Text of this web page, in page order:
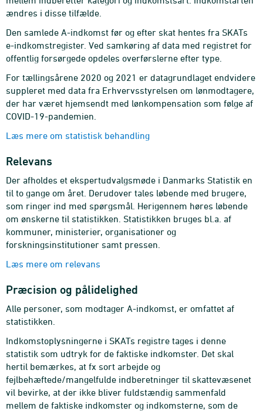
ændres i disse tilfælde.
Den samlede A-indkomst før og efter skat hentes fra SKATs
e-indkomstregister. Ved samkøring af data med registret for
offentlig forsørgede opdeles overførslerne efter type.
For tællingsårene 2020 og 2021 er datagrundlaget endvidere
suppleret med data fra Erhvervsstyrelsen om lønmodtagere,
der har været hjemsendt med lønkompensation som følge af
COVID-19-pandemien.
Læs mere om statistisk behandling
Relevans
Der afholdes et ekspertudvalgsmøde i Danmarks Statistik en
til to gange om året. Derudover tales løbende med brugere,
som ringer ind med spørgsmål. Herigennem høres løbende
om ønskerne til statistikken. Statistikken bruges bl.a. af
kommuner, ministerier, organisationer og
forskningsinstitutioner samt pressen.
Læs mere om relevans
Præcision og pålidelighed
Alle personer, som modtager A-indkomst, er omfattet af
statistikken.
Indkomstoplysningerne i SKATs registre tages i denne
statistik som udtryk for de faktiske indkomster. Det skal
hertil bemærkes, at fx sort arbejde og
fejlbehæftede/mangelfulde indberetninger til skattevæsenet
vil bevirke, at der ikke bliver fuldstændig sammenfald
mellem de faktiske indkomster og indkomsterne, som de